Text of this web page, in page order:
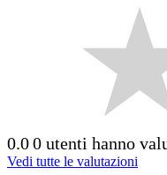
0.00 utenti hanno
Vedi tutte le valutazioni